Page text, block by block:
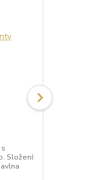
Složení: